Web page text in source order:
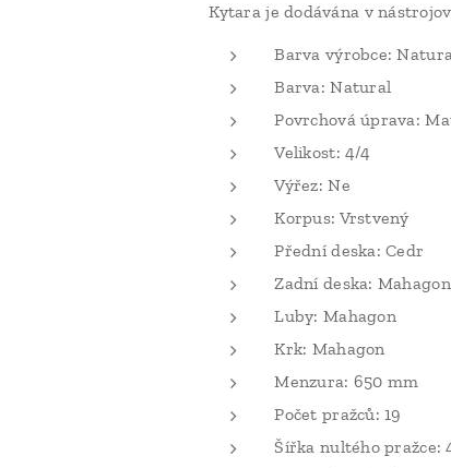
Kytara je dodávána v
Barva výrobce:
Barva: Natural
Povrchová úprava:
Velikost: 4/4
Výřez: Ne
Korpus: Vrstvený
Přední deska: Cedr
Zadní deska: Mahagon
Luby: Mahagon
Krk: Mahagon
Menzura: 650 mm
Počet pražců: 19
Šířka nultého pražce: